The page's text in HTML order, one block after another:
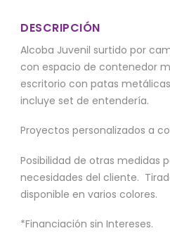
DESCRIPCIÓN
Alcoba Juvenil surtido por
con espacio de contenedor
escritorio con patas
incluye set de entendería.
Proyectos personalizados a
Posibilidad de otras medidas
necesidades del cliente.
disponible en varios colores.
*Financiación sin Intereses.